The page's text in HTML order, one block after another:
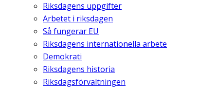
Riksdagens uppgifter
Arbetet i riksdagen
Så fungerar EU
Riksdagens internationella arbete
Demokrati
Riksdagens historia
Riksdagsförvaltningen